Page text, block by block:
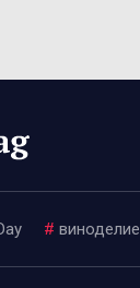
# виноделие